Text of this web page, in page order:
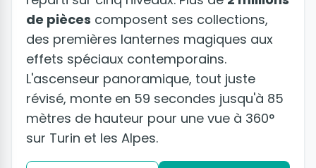
de pièces composent ses collections,
des premières lanternes magiques aux
effets spéciaux contemporains.
L'ascenseur panoramique, tout juste
révisé, monte en 59 secondes jusqu'à 85
mètres de hauteur pour une vue à 360°
sur Turin et les Alpes.